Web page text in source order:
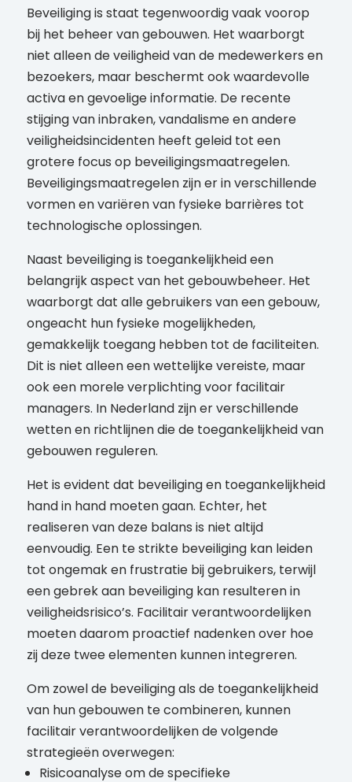
Beveiliging is staat tegenwoordig vaak voorop
bij het beheer van gebouwen. Het waarborgt
niet alleen de veiligheid van de medewerkers en
bezoekers, maar beschermt ook waardevolle
activa en gevoelige informatie. De recente
stijging van inbraken, vandalisme en andere
veiligheidsincidenten heeft geleid tot een
grotere focus op beveiligingsmaatregelen.
Beveiligingsmaatregelen zijn er in verschillende
vormen en variëren van fysieke barrières tot
technologische oplossingen.
Naast beveiliging is toegankelijkheid een
belangrijk aspect van het gebouwbeheer. Het
waarborgt dat alle gebruikers van een gebouw,
ongeacht hun fysieke mogelijkheden,
gemakkelijk toegang hebben tot de faciliteiten.
Dit is niet alleen een wettelijke vereiste, maar
ook een morele verplichting voor facilitair
managers. In Nederland zijn er verschillende
wetten en richtlijnen die de toegankelijkheid van
gebouwen reguleren.
Het is evident dat beveiliging en toegankelijkheid
hand in hand moeten gaan. Echter, het
realiseren van deze balans is niet altijd
eenvoudig. Een te strikte beveiliging kan leiden
tot ongemak en frustratie bij gebruikers, terwijl
een gebrek aan beveiliging kan resulteren in
veiligheidsrisico’s. Facilitair verantwoordelijken
moeten daarom proactief nadenken over hoe
zij deze twee elementen kunnen integreren.
Om zowel de beveiliging als de toegankelijkheid
van hun gebouwen te combineren, kunnen
facilitair verantwoordelijken de volgende
strategieën overwegen:
Risicoanalyse om de specifieke